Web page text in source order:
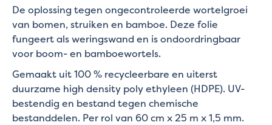
De oplossing tegen ongecontroleerde wortelgroei
van bomen, struiken en bamboe. Deze folie
fungeert als weringswand en is ondoordringbaar
voor boom- en bamboewortels.
Gemaakt uit 100 % recycleerbare en uiterst
duurzame high density poly ethyleen (HDPE). UV-
bestendig en bestand tegen chemische
bestanddelen. Per rol van 60 cm x 25 m x 1,5 mm.